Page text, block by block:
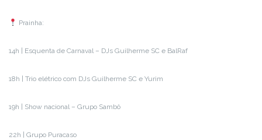
Prainha:
14h | Esquenta de Carnaval – DJs Guilherme SC e BalRaf
18h | Trio elétrico com DJs Guilherme SC e Yurim
19h | Show nacional – Grupo Sambô
22h | Grupo Puracaso